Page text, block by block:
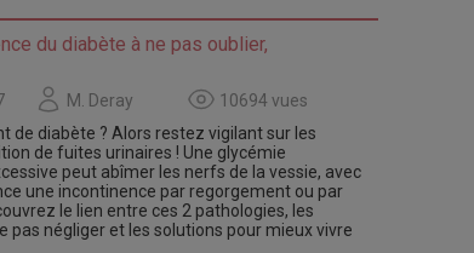
du diabète à ne pas oublier,
M. Deray
10694 vues
de diabète ? Alors restez vigilant sur les
de fuites urinaires ! Une glycémie
peut abîmer les nerfs de la vessie, avec
une incontinence par regorgement ou par
le lien entre ces 2 pathologies, les
pas négliger et les solutions pour mieux vivre